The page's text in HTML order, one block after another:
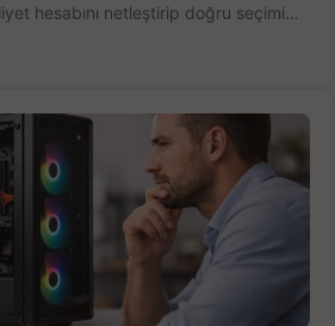
hesabını netleştirip doğru seçimi